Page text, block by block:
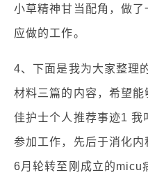
小草精神甘当配角，做
应做的工作。
4、下面是我为大家整理
材料三篇的内容，希望
佳护士个人推荐事迹1
参加工作，先后于消化
6月轮转至刚成立的micu